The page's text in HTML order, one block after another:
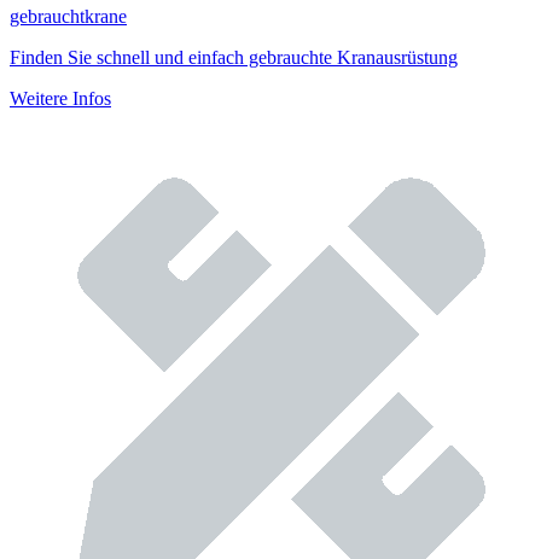
gebrauchtkrane
Finden Sie schnell und einfach gebrauchte Kranausrüstung
Weitere Infos